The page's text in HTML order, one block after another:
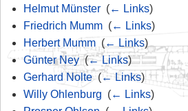
Helmut Münster‎ (← Links)
Friedrich Mumm‎ (← Links)
Herbert Mumm‎ (← Links)
Günter Ney‎(← Links)
Gerhard Nolte‎ (← Links)
Willy Ohlenburg (← Links)